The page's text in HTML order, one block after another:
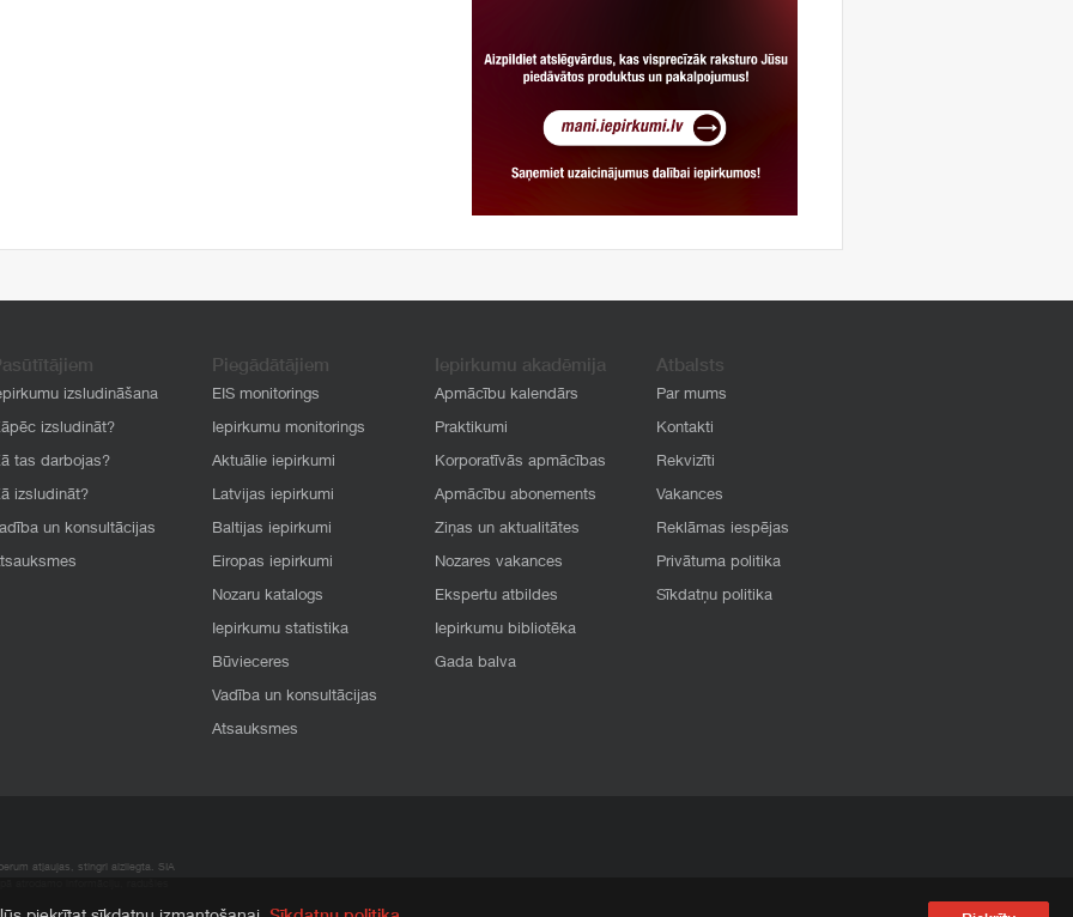
izsludināšana
izsludināt?
tas darbojas?
izsludināt?
un konsultācijas
Piegādātājiem
EIS monitorings
Iepirkumu monitorings
Aktuālie iepirkumi
Latvijas iepirkumi
Baltijas iepirkumi
Eiropas iepirkumi
Nozaru katalogs
Iepirkumu statistika
Būvieceres
Vadība un konsultācijas
Atsauksmes
Iepirkumu akadēmija
Apmācību kalendārs
Praktikumi
Korporatīvās apmācības
Apmācību abonements
Ziņas un aktualitātes
Nozares vakances
Ekspertu atbildes
Iepirkumu bibliotēka
Gada balva
Atbalsts
Par mums
Kontakti
Rekvizīti
Vakances
Reklāmas iespējas
Privātuma politika
Sīkdatņu politika
atļaujas, stingri aizliegta. SIA